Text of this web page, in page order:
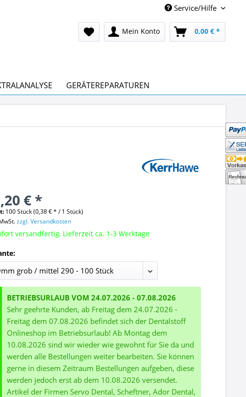
Service/Hilfe
Mein Konto 0,00 € *
GERÄTEREPARATUREN
€ *
100 Stück (0,38 € * / 1 Stück)
zzgl. Versandkosten
versandfertig, Lieferzeit ca. 1-3 Werktage
BETRIEBSURLAUB VOM 24.07.2026 - 07.08.2026
Sehr geehrte Kunden, ab Freitag dem 24.07.2026 -
Freitag dem 07.08.2026 befindet sich der Dentalstoff
Onlineshop im Betriebsurlaub! Ab Montag dem
10.08.2026 sind wir wieder wie gewohnt für Sie da und
werden alle Bestellungen weiter bearbeiten. Sie können
gerne in diesem Zeitraum Bestellungen aufgeben, diese
werden jedoch erst ab dem 10.08.2026 versendet.
Artikel der Firmen Servo Dental, Scheftner, Ador Dental,